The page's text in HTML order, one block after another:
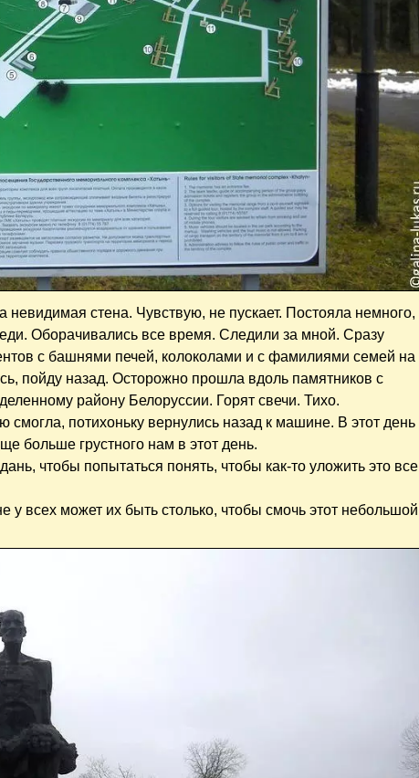
стена. Чувствую, не пускает. Постояла немного,
Оборачивались все время. Следили за мной. Сразу
с башнями печей, колоколами и с фамилиями семей на
пойду назад. Осторожно прошла вдоль памятников с
району Белоруссии. Горят свечи. Тихо.
потихоньку вернулись назад к машине. В этот день
больше грустного нам в этот день.
чтобы попытаться понять, чтобы как-то уложить это все
всех может их быть столько, чтобы смочь этот небольшой